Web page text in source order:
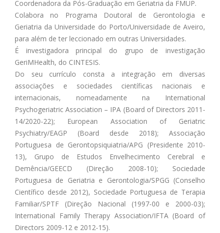
Coordenadora da Pós-Graduação em Geriatria da FMUP.
Colabora no Programa Doutoral de Gerontologia e
Geriatria da Universidade do Porto/Universidade de Aveiro,
para além de ter leccionado em outras Universidades.
É investigadora principal do grupo de investigação
GeriMHealth, do CINTESIS.
Do seu currículo consta a integração em diversas
associações e sociedades científicas nacionais e
internacionais, nomeadamente na International
Psychogeriatric Association – IPA (Board of Directors 2011-
14/2020-22); European Association of Geriatric
Psychiatry/EAGP (Board desde 2018); Associação
Portuguesa de Gerontopsiquiatria/APG (Presidente 2010-
13), Grupo de Estudos Envelhecimento Cerebral e
Demência/GEECD (Direção 2008-10); Sociedade
Portuguesa de Geriatria e Gerontologia/SPGG (Conselho
Científico desde 2012), Sociedade Portuguesa de Terapia
Familiar/SPTF (Direção Nacional (1997-00 e 2000-03);
International Family Therapy Association/IFTA (Board of
Directors 2009-12 e 2012-15).